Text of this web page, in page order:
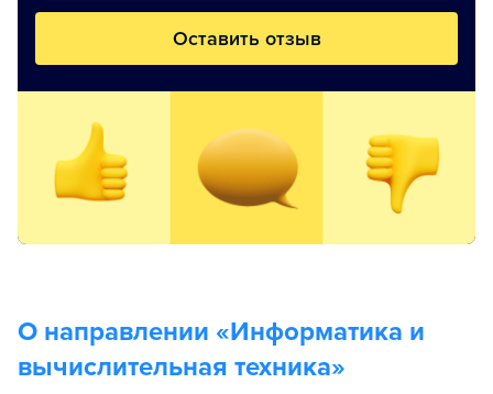
Оставить отзыв
О направлении «Информатика и
вычислительная техника»